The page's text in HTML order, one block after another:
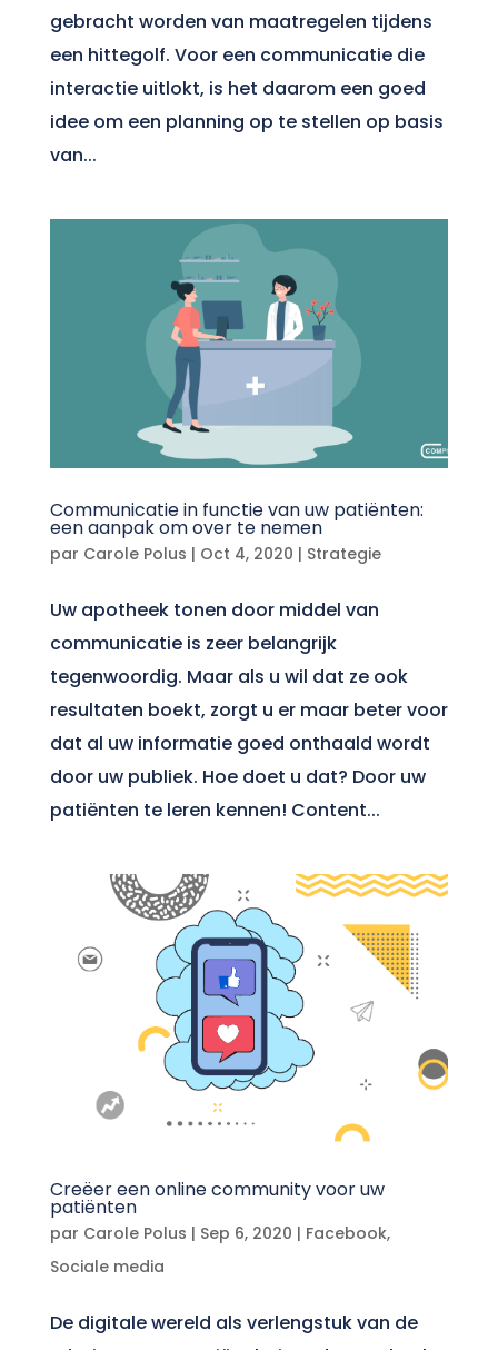
gebracht worden van maatregelen tijdens
een hittegolf. Voor een communicatie die
interactie uitlokt, is het daarom een goed
idee om een planning op te stellen op basis
van...
Communicatie in functie van uw patiënten:
een aanpak om over te nemen
par Carole Polus | Oct 4, 2020 | Strategie
Uw apotheek tonen door middel van
communicatie is zeer belangrijk
tegenwoordig. Maar als u wil dat ze ook
resultaten boekt, zorgt u er maar beter voor
dat al uw informatie goed onthaald wordt
door uw publiek. Hoe doet u dat? Door uw
patiënten te leren kennen! Content...
Creëer een online community voor uw
patiënten
par Carole Polus | Sep 6, 2020 | Facebook,
Sociale media
De digitale wereld als verlengstuk van de